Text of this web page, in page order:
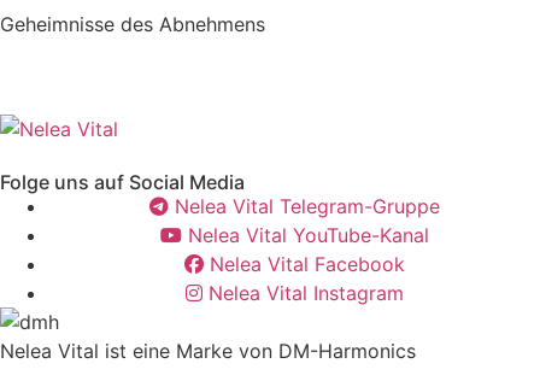
Geheimnisse des Abnehmens
Folge uns auf Social Media
Nelea Vital Telegram-Gruppe
Nelea Vital YouTube-Kanal
Nelea Vital Facebook
Nelea Vital Instagram
Nelea Vital ist eine Marke von DM-Harmonics